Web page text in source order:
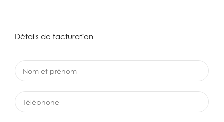
Détails de facturation